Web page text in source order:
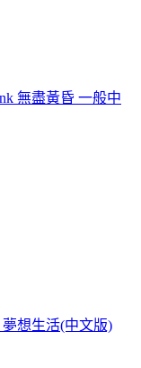
無盡黃昏 一般中
夢想生活(中文版)